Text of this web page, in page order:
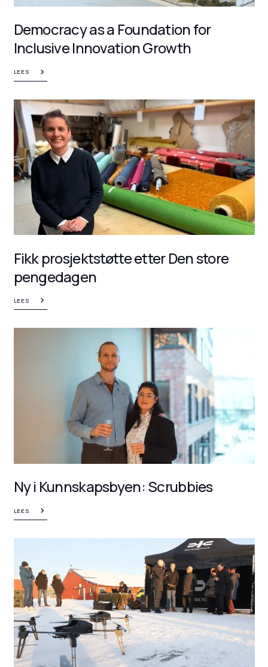
Democracy as a Foundation for
Inclusive Innovation Growth
LEES
Fikk prosjektstøtte etter Den store
pengedagen
LEES
Ny i Kunnskapsbyen: Scrubbies
LEES